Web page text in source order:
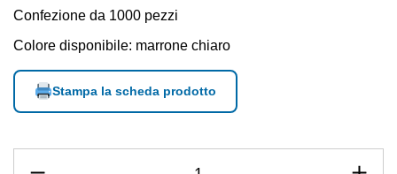
Confezione da 1000 pezzi
Colore disponibile: marrone chiaro
Stampa la scheda prodotto